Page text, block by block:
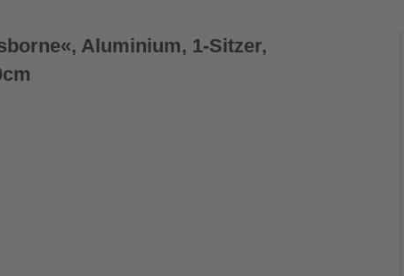
Aluminium, 1-Sitzer,